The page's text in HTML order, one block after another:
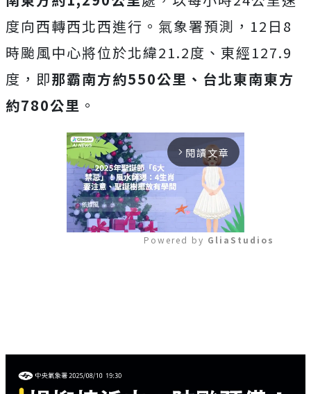
度向西轉西北西進行。氣象署預測，12日8
時颱風中心將位於北緯21.2度、東經127.9
度，即那霸南方約550公里、台北東南東方
約780公里 。
arrow_forward_ios 閱讀文章
Powered by GliaStudios